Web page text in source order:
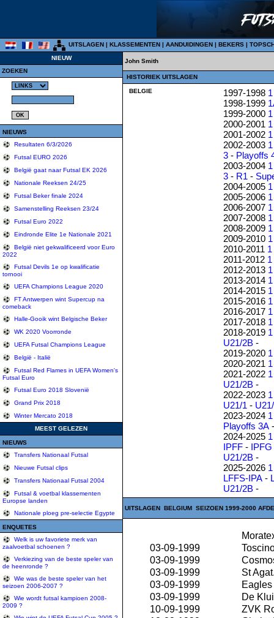
UITSLAGEN | KLASSEMENTEN | AANDUIDINGEN | BEKERS |
NIEUW
ZOEKEN
NIEUWS
Resultaten 6/3/2026
Futsal EURO 2026
België gaat naar Futsal EK 2026
Nationale Reeksen 24/25
Futsal Beker finale 2024
Samenstelling Reeksen 23/24
Futsal Euro 2022
Eindronde Elite 1e Nationale 2021
België niet gekwalificeerd voor Euro
2022
Futsal Devils 1e op kwalificatie
tornooi
UEFA Champions League 2020
FT Antwerpen wint Supercup na
comeback
Halle-Gooik wint Belgische Beker
WK 2020 Voorronde
UEFA Futsal Champions League
België - Italië
Futsal Red Flames in UEFA Women's
Futsal Euro
Futsal Euro 2018 Slovenië
Grand Prix 2018
Winter Mercato 2018
MEEST GELEZEN
NIEUWS
Transfers Nationaal Futsal
Nieuwe Futsal clips
Transfers Nationaal Futsal 2004
Futsal & voetbal klassementen
Europse landen
Nationale ploeg pre-selectie Egypte
ENQUETES
Welk is uw favoriete merk van
zaalvoetbal schoenen ?
Verkiezing van de beste speler van
de heenronde ?
Wie was de beste speler van het
seizoen 2006-2007 ?
Wie wordt futsal kampioen 2008-
2009 ?
John Smith
HISTORIEK UITSLAGEN
BELGIE 1997-1998 1
1998-1999
1999-2000 1
2000-2001 1
2001-2002 1
2002-2003 1
3 - Playoffs
2003-2004 1
3 - R1 -
2004-2005 1
2005-2006 1
2006-2007 1
2007-2008 1
2008-2009 1
2009-2010 1
2010-2011 1
2011-2012 1
2012-2013 1
2013-2014 1
2014-2015 1
2015-2016 1
2016-2017 1
2017-2018 1
2018-2019 1
U21/2B -
2019-2020 1
2020-2021 1
2021-2022 1
U21/2B -
2022-2023 1
U21/1 -
2023-2024 1
Playoffs 3A
2024-2025 1
IPFF - IPFG
U21/2B -
2025-2026 1
LFFS-IPA -
U21/2B -
UITSLAGEN BELGIUM SEIZOEN 1999-2000
03-09-1999
03-09-1999
03-09-1999
St
03-09-1999
03-09-1999
De
10-09-1999
ZVK